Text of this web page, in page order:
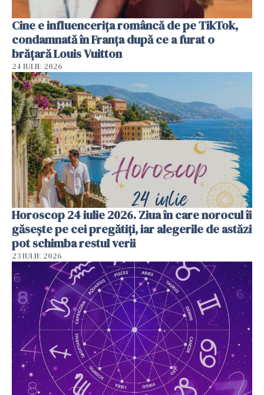
Cine e influencerița româncă de pe TikTok,
condamnată în Franța după ce a furat o
brățară Louis Vuitton
24 IULIE 2026
Horoscop 24 iulie 2026. Ziua în care norocul îi
găsește pe cei pregătiți, iar alegerile de astăzi
pot schimba restul verii
23 IULIE 2026